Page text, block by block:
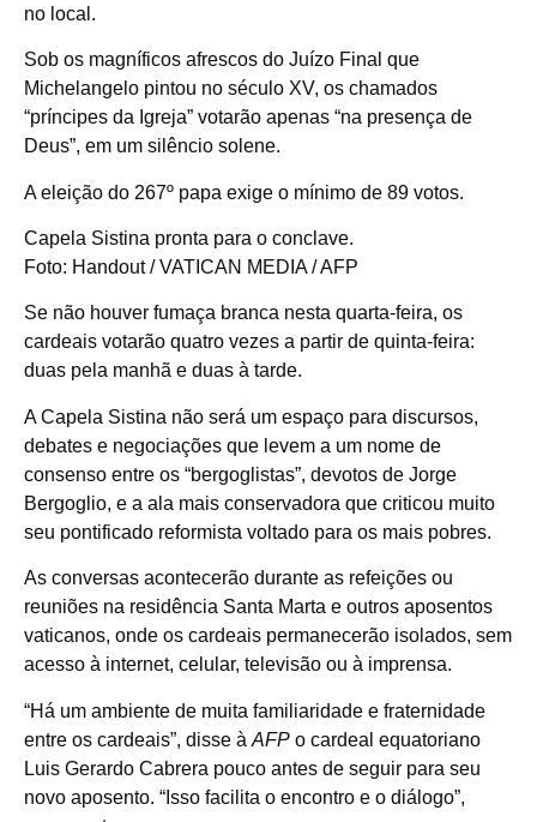
no local.
Sob os magníficos afrescos do Juízo Final que
Michelangelo pintou no século XV, os chamados
“príncipes da Igreja” votarão apenas “na presença de
Deus”, em um silêncio solene.
A eleição do 267º papa exige o mínimo de 89 votos.
Capela Sistina pronta para o conclave.
Foto: Handout / VATICAN MEDIA / AFP
Se não houver fumaça branca nesta quarta-feira, os
cardeais votarão quatro vezes a partir de quinta-feira:
duas pela manhã e duas à tarde.
A Capela Sistina não será um espaço para discursos,
debates e negociações que levem a um nome de
consenso entre os “bergoglistas”, devotos de Jorge
Bergoglio, e a ala mais conservadora que criticou muito
seu pontificado reformista voltado para os mais pobres.
As conversas acontecerão durante as refeições ou
reuniões na residência Santa Marta e outros aposentos
vaticanos, onde os cardeais permanecerão isolados, sem
acesso à internet, celular, televisão ou à imprensa.
“Há um ambiente de muita familiaridade e fraternidade
entre os cardeais”, disse à AFP o cardeal equatoriano
Luis Gerardo Cabrera pouco antes de seguir para seu
novo aposento. “Isso facilita o encontro e o diálogo”,